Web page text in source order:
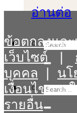
อ่านต่อ
ข้อตกลงและ
เว็บไซต์
บุคคล
นโ
เงื่อนไขกา
รายอื่น